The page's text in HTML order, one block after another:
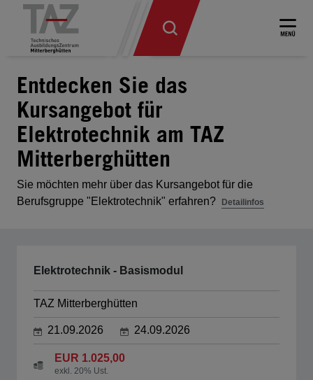
Entdecken Sie das
Kursangebot für
Elektrotechnik am TAZ
Mitterberghütten
Sie möchten mehr über das Kursangebot für die
Berufsgruppe "Elektrotechnik" erfahren?
Detailinfos
Elektrotechnik - Basismodul
TAZ Mitterberghütten
21.09.2026 24.09.2026
EUR 1.025,00
exkl. 20% Ust.